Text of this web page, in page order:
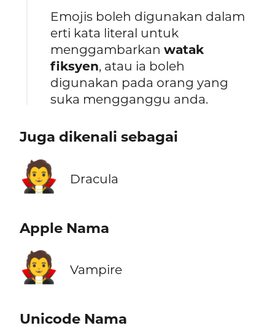
Emojis boleh digunakan dalam
erti kata literal untuk
menggambarkanwatak
fiksyen, atau ia boleh
digunakan pada orang yang
suka mengganggu anda.
Juga dikenali sebagai
🧛 Dracula
Apple Nama
🧛 Vampire
Unicode Nama